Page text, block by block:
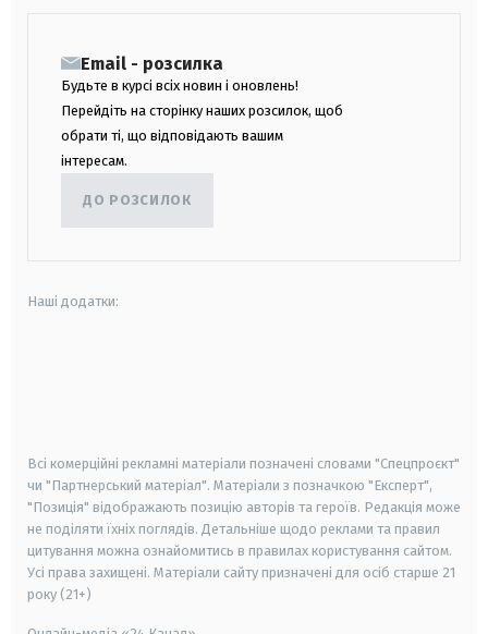
Email - розсилка
Будьте в курсі всіх новин і оновлень!
Перейдіть на сторінку наших розсилок, щоб
обрати ті, що відповідають вашим
інтересам.
ДО РОЗСИЛОК
Наші додатки:
Всі комерційні рекламні матеріали позначені словами "Спецпроєкт"
чи "Партнерський матеріал". Матеріали з позначкою "Експерт",
"Позиція" відображають позицію авторів та героїв. Редакція може
не поділяти їхніх поглядів. Детальніше щодо реклами та правил
цитування можна ознайомитись в правилах користування сайтом.
Усі права захищені. Матеріали сайту призначені для осіб старше 21
року (21+)